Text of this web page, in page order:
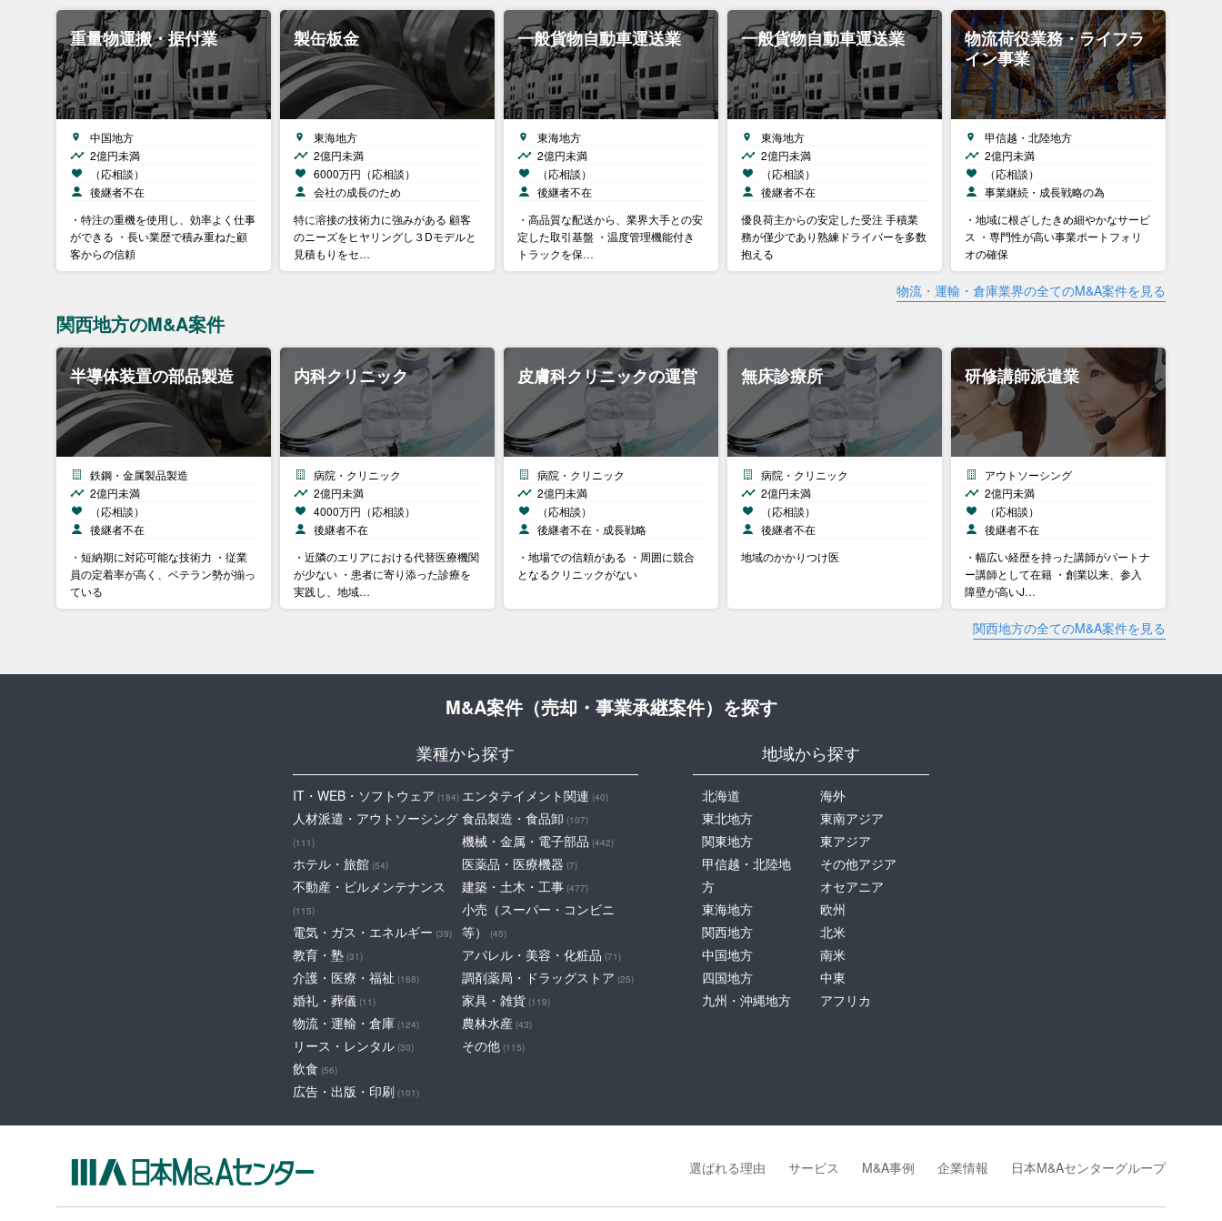
重量物運搬・据付業
中国地方
2億円未満
（応相談）
後継者不在
・特注の重機を使用し、効率よく仕事
ができる ・長い業歴で積み重ねた顧
客からの信頼
製缶板金
東海地方
2億円未満
6000万円（応相談）
会社の成長のため
特に溶接の技術力に強みがある 顧客
のニーズをヒヤリングし３Dモデルと
見積もりをセ…
一般貨物自動車運送業
東海地方
2億円未満
（応相談）
後継者不在
・高品質な配送から、業界大手との安
定した取引基盤 ・温度管理機能付き
トラックを保…
一般貨物自動車運送業
東海地方
2億円未満
（応相談）
後継者不在
優良荷主からの安定した受注 手積業
務が僅少であり熟練ドライバーを多数
抱える
物流荷役業務・ライフラ
イン事業
甲信越・北陸地方
2億円未満
（応相談）
事業継続・成長戦略の為
・地域に根ざしたきめ細やかなサービ
ス ・専門性が高い事業ポートフォリ
オの確保
物流・運輸・倉庫業界の全てのM&A案件を見る
関西地方のM&A案件
半導体装置の部品製造
鉄鋼・金属製品製造
2億円未満
（応相談）
後継者不在
・短納期に対応可能な技術力 ・従業
員の定着率が高く、ベテラン勢が揃っ
ている
内科クリニック
病院・クリニック
2億円未満
4000万円（応相談）
後継者不在
・近隣のエリアにおける代替医療機関
が少ない ・患者に寄り添った診療を
実践し、地域…
皮膚科クリニックの運営
病院・クリニック
2億円未満
（応相談）
後継者不在・成長戦略
・地場での信頼がある ・周囲に競合
となるクリニックがない
無床診療所
病院・クリニック
2億円未満
（応相談）
後継者不在
地域のかかりつけ医
研修講師派遣業
アウトソーシング
2億円未満
（応相談）
後継者不在
・幅広い経歴を持った講師がパートナ
ー講師として在籍 ・創業以来、参入
障壁が高いJ…
関西地方の全てのM&A案件を見る
M&A案件（売却・事業承継案件）を探す
業種から探す
IT・WEB・ソフトウェア (184)
人材派遣・アウトソーシング
(111)
ホテル・旅館 (54)
不動産・ビルメンテナンス
(115)
電気・ガス・エネルギー (39)
教育・塾 (31)
介護・医療・福祉 (168)
婚礼・葬儀 (11)
物流・運輸・倉庫 (124)
リース・レンタル (30)
飲食 (56)
広告・出版・印刷 (101)
エンタテイメント関連 (40)
食品製造・食品卸 (107)
機械・金属・電子部品 (442)
医薬品・医療機器 (7)
建築・土木・工事 (477)
小売（スーパー・コンビニ
等）
(45)
アパレル・美容・化粧品 (71)
調剤薬局・ドラッグストア (25)
家具・雑貨 (119)
農林水産 (43)
その他 (115)
地域から探す
北海道
東北地方
関東地方
甲信越・北陸地
方
東海地方
関西地方
中国地方
四国地方
九州・沖縄地方
海外
東南アジア
東アジア
その他アジア
オセアニア
欧州
北米
南米
中東
アフリカ
選ばれる理由 サービス M&A事例 企業情報 日本M&Aセンターグループ